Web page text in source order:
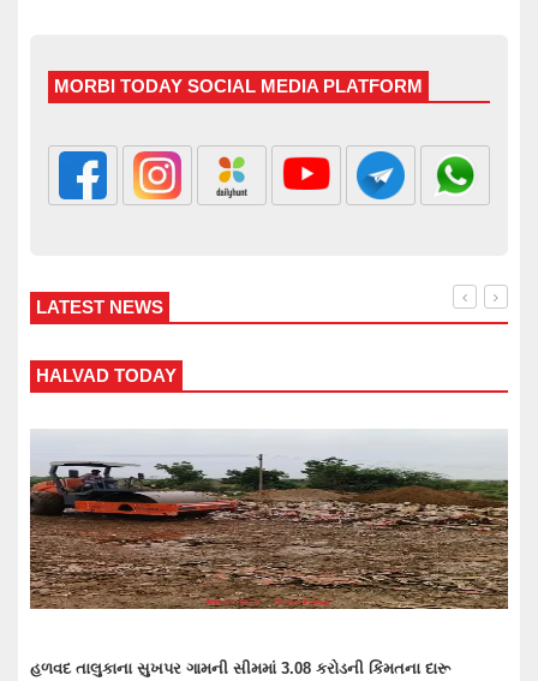
MORBI TODAY SOCIAL MEDIA PLATFORM
LATEST NEWS
સુખપર ગામની સીમમાં 3.08 કરોડની કિંમતના દારૂ
તેરા તુજકો અર્પણ: